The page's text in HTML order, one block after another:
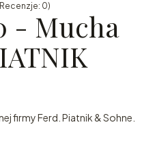
0)
- Mucha
firmy Ferd. Piatnik & Sohne.